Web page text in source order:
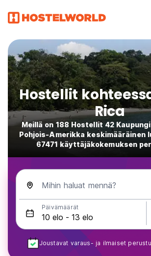
Hostellit
Rica
Meillä on 188 Hostellit 42
Pohjois-Amerikka keskimääräinen
67471 käyttäjäkokemuksen
Mihin haluat mennä?
Päivämäärät
Joustavat varaus- ja ilmaiset